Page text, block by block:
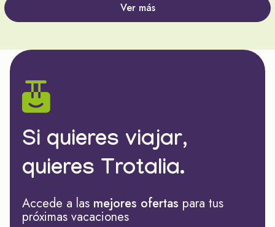
Ver más
Si quieres viajar,
quieres Trotalia.
Accede a las mejores ofertas para tus
próximas vacaciones